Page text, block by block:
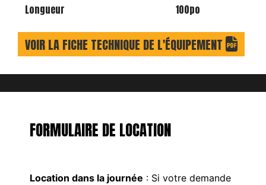
Longueur
100po
VOIR LA FICHE TECHNIQUE DE L'ÉQUIPEMENT
FORMULAIRE DE LOCATION
Location dans la journée : Si votre demande